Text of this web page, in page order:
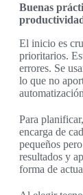
Buenas
El inicio es
prioritarios.
errores. Se
lo que no
Para
encarga de
pequeños
resultados y
forma de